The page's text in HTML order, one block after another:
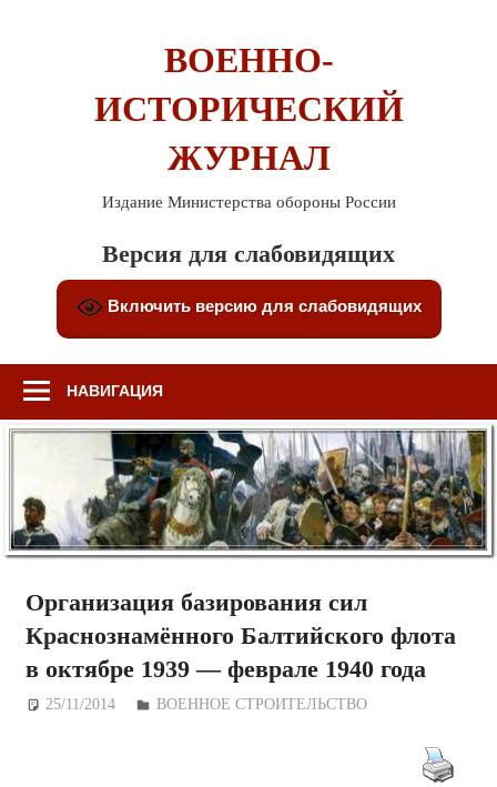
ВОЕННО-
ИСТОРИЧЕСКИЙ
ЖУРНАЛ
Издание Министерства обороны России
Версия для слабовидящих
Включить версию для слабовидящих
НАВИГАЦИЯ
Организация базирования сил
Краснознамённого Балтийского флота
в октябре 1939 — феврале 1940 года
25/11/2014 Дежурный по Редакции
ВОЕННОЕ СТРОИТЕЛЬСТВО